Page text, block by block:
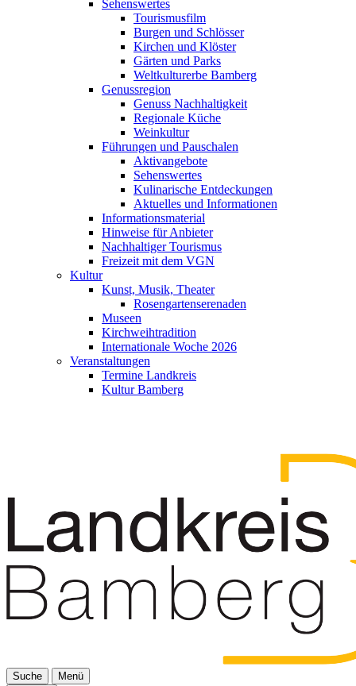
Sehenswertes
Tourismusfilm
Burgen und Schlösser
Kirchen und Klöster
Gärten und Parks
Weltkulturerbe Bamberg
Genussregion
Genuss Nachhaltigkeit
Regionale Küche
Weinkultur
Führungen und Pauschalen
Aktivangebote
Sehenswertes
Kulinarische Entdeckungen
Aktuelles und Informationen
Informationsmaterial
Hinweise für Anbieter
Nachhaltiger Tourismus
Freizeit mit dem VGN
Kultur
Kunst, Musik, Theater
Rosengartenserenaden
Museen
Kirchweihtradition
Internationale Woche 2026
Veranstaltungen
Termine Landkreis
Kultur Bamberg
Suche
Menü